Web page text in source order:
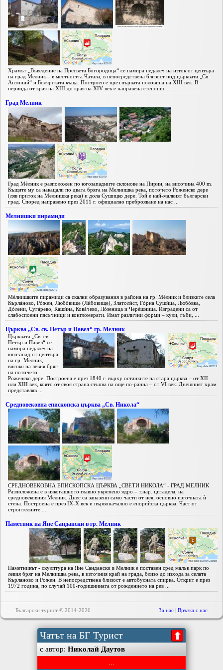
Храмът „Въведение на Пресвета Богородица“ се намира недалеч на изток от центъра
на град Мелник – в местността Чатала, в непосредствена близост под църквата „Св.
Антоний“ и Болярската къща. Построен е през първата половина на XIII век. В
периода от края на XIII до края на XIV век е направена стенопис ...
Град Мелник
Град Мèлник е разположен по югозападните склонове на Пирин, на височина 400 m.
Къщите му са накацали по двата бряга на Мелнишка река, поточето Роженско дере
(ляв приток на Мелнишка река) и дола Сушицко дере. Той е най-малкият български
град. Според направено през 2011 г. официално преброяване на нас ...
Мелнишки пирамиди
Мèлнишките пирамиди са скални образувания в района на гр. Мèлник и близките села
Кърлàново, Рòжен, Любòвище (Лѝбовище), Златолѝст, Гòрна Сушѝца, Любòвка,
Дòлени, Сугàрево, Кашѝна, Ковàчево, Лòзеница и Черèшница. Изградени са от
слабоспоени пясъчници и конгломерати. Имат различни форми – кули, гъби, ...
Църква „Св. св. Петър и Павел“ гр. Мелник
Църквата „Св. св.
Петър и Павел“ се
намира недалеч на
югозапад от центъра
на гр. Мелник,
високо на левия бряг
на поточето
Роженско дере. Построена е през 1840 г. върху останките на стара църква – от XII
или XIII век, която от своя страна стъпва на още по-ранна – от VI век. Днешният храм
представляв ...
Средновековна епископска църква „Св. Никола“
СРЕДНОВЕКОВНА ЕПИСКОПСКА ЦЪРКВА „СВЕТИ НИКОЛА“ - ГРАД МЕЛНИК
Разположена е в някогашното главно укрепено ядро – т.нар. цитадела, на
средновековния Мелник. Днес са запазени само части от нея, основно източната ѝ
стена. Построена е през IX-X век и първоначално е енорийска църква. Част от
строителните ...
Паметник на Яне Сандански в гр. Мелник
Паметникът - скулптура на Яне Сандански в Мелник е поставен сред малък парк по
левия бряг на Мелнишка река, в източния край на града, близо до изхода за селата
Кърланово и Рожен. В непосредствена близост е автобусната спирка. Открит е през
1972 година, по случай 100-годишнината от рождението на рев ...
Български турист © 2014-2026 За нас Връзка с нас
Чатът на БГ Турист ⬆
с автор: Николай Даутов
...